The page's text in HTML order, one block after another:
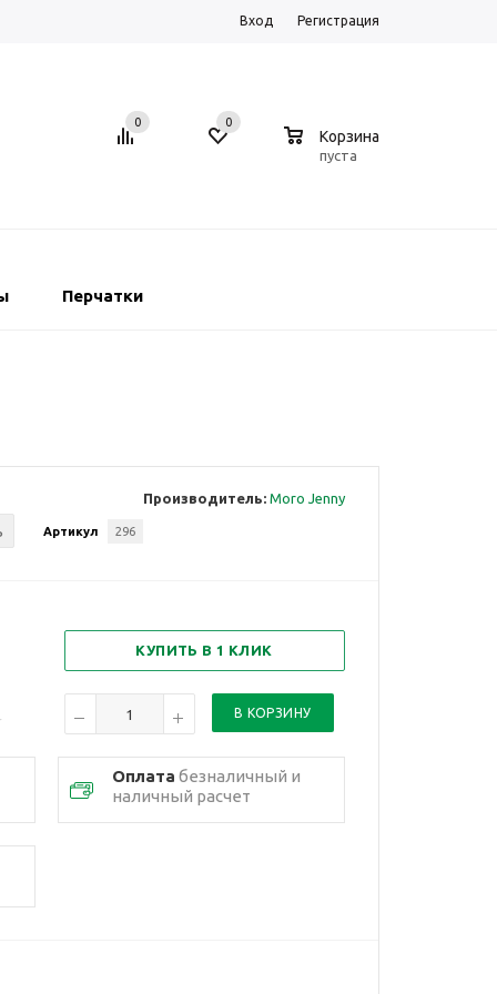
Вход Регистрация
0 0
Корзина
пуста
Перчатки
Производитель: Moro Jenny
Артикул 296
КУПИТЬ В 1 КЛИК
Оплата безналичный и
наличный расчет